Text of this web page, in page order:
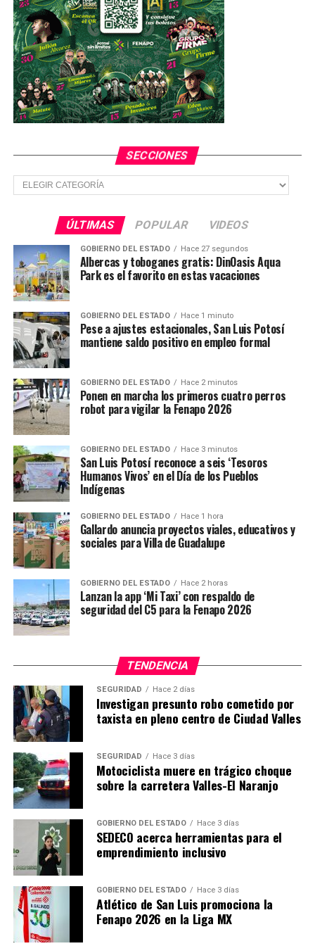
TEMAS RELACIONADOS AMLO
CARAVANA MIGRANTE
DEPORTA INM A MIGRANTES
EU TRUMP
YA VIENE
Suspenden operaciones en el aeropuerto de Toluca tras
despiste de aeronave
NO TE PIERDAS
Dan a conocer los resultados de la encuesta nacional
propuesta por AMLO
SECCIONES
Secciones
ÚLTIMAS POPULAR VIDEOS
GOBIERNO DEL ESTADO Hace 27 segundos
Albercas y toboganes gratis: DinOasis Aqua
Park es el favorito en estas vacaciones
GOBIERNO DEL ESTADO Hace 1 minuto
Pese a ajustes estacionales, San Luis Potosí
mantiene saldo positivo en empleo formal
GOBIERNO DEL ESTADO Hace 2 minutos
Ponen en marcha los primeros cuatro perros
robot para vigilar la Fenapo 2026
GOBIERNO DEL ESTADO Hace 3 minutos
San Luis Potosí reconoce a seis ‘Tesoros
Humanos Vivos’ en el Día de los Pueblos
Indígenas
GOBIERNO DEL ESTADO Hace 1 hora
Gallardo anuncia proyectos viales, educativos y
sociales para Villa de Guadalupe
GOBIERNO DEL ESTADO Hace 2 horas
Lanzan la app ‘Mi Taxi’ con respaldo de
seguridad del C5 para la Fenapo 2026
TENDENCIA
SEGURIDAD Hace 2 días
Investigan presunto robo cometido por
taxista en pleno centro de Ciudad Valles
SEGURIDAD Hace 3 días
Motociclista muere en trágico choque
sobre la carretera Valles-El Naranjo
GOBIERNO DEL ESTADO Hace 3 días
SEDECO acerca herramientas para el
emprendimiento inclusivo
GOBIERNO DEL ESTADO Hace 3 días
Atlético de San Luis promociona la
Fenapo 2026 en la Liga MX